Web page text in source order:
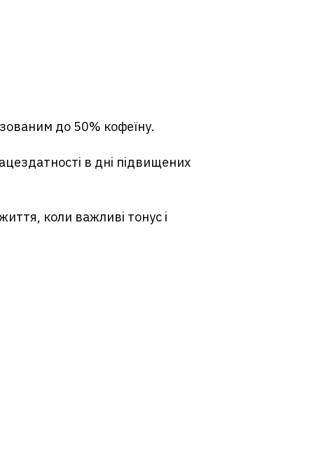
до 50% кофеїну.
в дні підвищених
коли важливі тонус і